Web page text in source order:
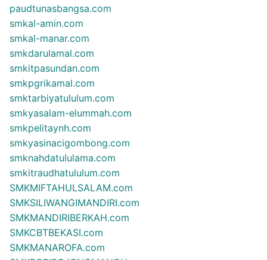
paudtunasbangsa.com
smkal-amin.com
smkal-manar.com
smkdarulamal.com
smkitpasundan.com
smkpgrikamal.com
smktarbiyatululum.com
smkyasalam-elummah.com
smkpelitaynh.com
smkyasinacigombong.com
smknahdatululama.com
smkitraudhatululum.com
SMKMIFTAHULSALAM.com
SMKSILIWANGIMANDIRI.com
SMKMANDIRIBERKAH.com
SMKCBTBEKASI.com
SMKMANAROFA.com